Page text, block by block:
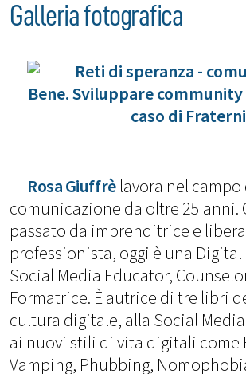
Galleria fotografica
Rosa Giuffrèlavora nel campo
comunicazione da oltre 25 anni.
passato da imprenditrice e libera
professionista, oggi è una
Social Media Educator,
Formatrice. È autrice di tre libri
cultura digitale, alla Social
ai nuovi stili di vita digitali come
Vamping, Phubbing,